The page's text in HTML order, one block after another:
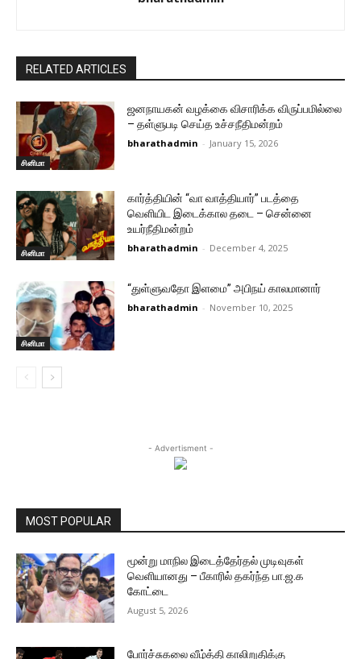
RELATED ARTICLES
சினிமா
ஜனநாயகன் வழக்கை விசாரிக்க விருப்பமில்லை
– தள்ளுபடி செய்த உச்சநீதிமன்றம்
bharathadmin - January 15, 2026
சினிமா
கார்த்தியின் “வா வாத்தியார்” படத்தை
வெளியிட இடைக்கால தடை – சென்னை
உயர்நீதிமன்றம்
bharathadmin - December 4, 2025
சினிமா
“துள்ளுவதோ இளமை” அபிநய் காலமானார்
bharathadmin - November 10, 2025
- Advertisment -
MOST POPULAR
மூன்று மாநில இடைத்தேர்தல் முடிவுகள்
வெளியானது – பீகாரில் தகர்ந்த பா.ஜ.க
கோட்டை
August 5, 2026
போர்ச்சுகலை வீழ்த்தி காலிறுதிக்கு